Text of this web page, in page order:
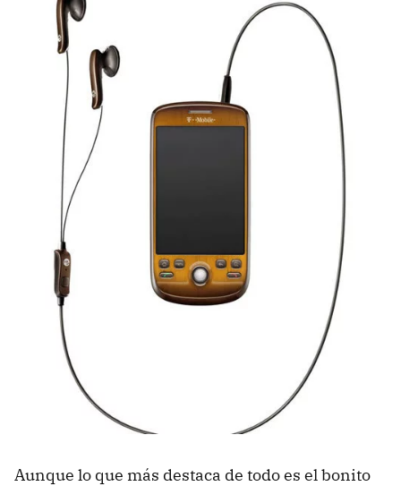
Aunque lo que más destaca de todo es el bonito